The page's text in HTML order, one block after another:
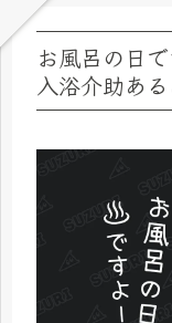
お風呂の日
入浴介助あ